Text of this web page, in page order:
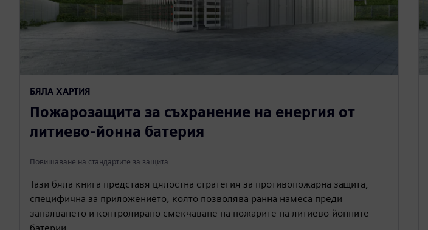
БЯЛА ХАРТИЯ
Пожарозащита за съхранение на енергия от
литиево-йонна батерия
Повишаване на стандартите за защита
Тази бяла книга представя цялостна стратегия за противопожарна защита,
специфична за приложението, която позволява ранна намеса преди
запалването и контролирано смекчаване на пожарите на литиево-йонните